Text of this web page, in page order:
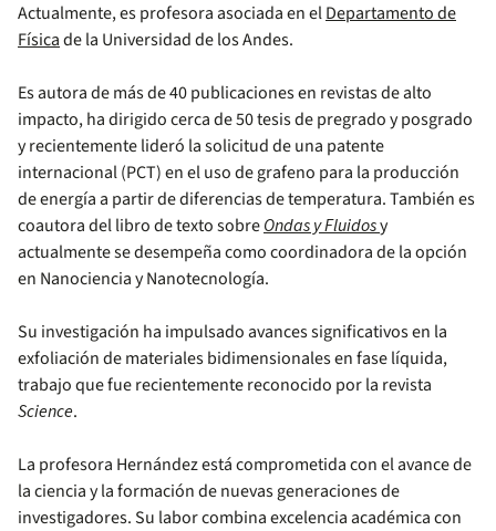
Actualmente, es profesora asociada en elDepartamento de
Físicade la Universidad de los Andes.
Es autora de más de 40 publicaciones en revistas de alto
impacto, ha dirigido cerca de 50 tesis de pregrado y posgrado
y recientemente lideró la solicitud de una patente
internacional (PCT) en el uso de grafeno para la producción
de energía a partir de diferencias de temperatura. También es
coautora del libro de texto sobreOndas y Fluidosy
actualmente se desempeña como coordinadora de la opción
en Nanociencia y Nanotecnología.
Su investigación ha impulsado avances significativos en la
exfoliación de materiales bidimensionales en fase líquida,
trabajo que fue recientemente reconocido por la revista
Science.
La profesora Hernández está comprometida con el avance de
la ciencia y la formación de nuevas generaciones de
investigadores. Su labor combina excelencia académica con